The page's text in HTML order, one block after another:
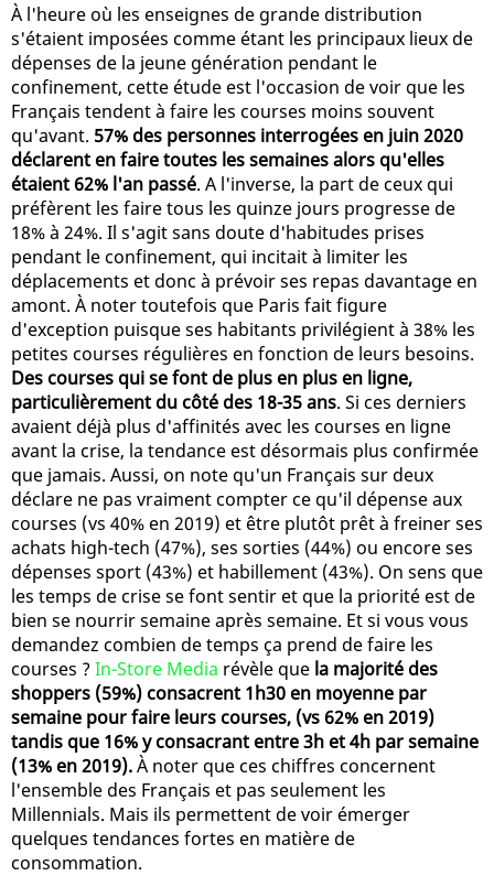
À l'heure où les enseignes de grande distribution
s'étaient imposées comme étant les principaux lieux de
dépenses de la jeune génération pendant le
confinement, cette étude est l'occasion de voir que les
Français tendent à faire les courses moins souvent
qu'avant. 57% des personnes interrogées en juin 2020
déclarent en faire toutes les semaines alors qu'elles
étaient 62% l'an passé. A l'inverse, la part de ceux qui
préfèrent les faire tous les quinze jours progresse de
18% à 24%. Il s'agit sans doute d'habitudes prises
pendant le confinement, qui incitait à limiter les
déplacements et donc à prévoir ses repas davantage en
amont. À noter toutefois que Paris fait figure
d'exception puisque ses habitants privilégient à 38% les
petites courses régulières en fonction de leurs besoins.
Des courses qui se font de plus en plus en ligne,
particulièrement du côté des 18-35 ans. Si ces derniers
avaient déjà plus d'affinités avec les courses en ligne
avant la crise, la tendance est désormais plus confirmée
que jamais. Aussi, on note qu'un Français sur deux
déclare ne pas vraiment compter ce qu'il dépense aux
courses (vs 40% en 2019) et être plutôt prêt à freiner ses
achats high-tech (47%), ses sorties (44%) ou encore ses
dépenses sport (43%) et habillement (43%). On sens que
les temps de crise se font sentir et que la priorité est de
bien se nourrir semaine après semaine. Et si vous vous
demandez combien de temps ça prend de faire les
courses ?In-Store Media révèle que la majorité des
shoppers (59%) consacrent 1h30 en moyenne par
semaine pour faire leurs courses, (vs 62% en 2019)
tandis que 16% y consacrant entre 3h et 4h par semaine
(13% en 2019).À noter que ces chiffres concernent
l'ensemble des Français et pas seulement les
Millennials. Mais ils permettent de voir émerger
quelques tendances fortes en matière de
consommation.